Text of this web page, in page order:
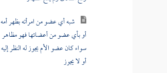
شبه أي عضو من امرأته بظهر أمه
أو بأي عضو من أعضائها فهو مظاهر
سواء كان عضو الأم يجوز له النظر إليه
أو لا يجوز